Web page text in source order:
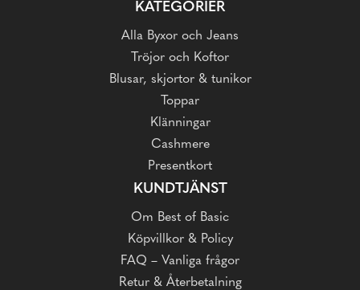
KATEGORIER
Alla Byxor och Jeans
Tröjor och Koftor
Blusar, skjortor & tunikor
Toppar
Klänningar
Cashmere
Presentkort
KUNDTJÄNST
Om Best of Basic
Köpvillkor & Policy
FAQ – Vanliga frågor
Retur & Återbetalning